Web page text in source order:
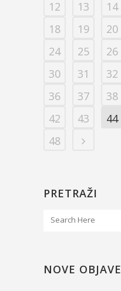
12 13 14
18
19 20
24
25 26
30
31 32
36
37 38
42
43 44
48
PRETRAŽI
NOVE OBJAVE